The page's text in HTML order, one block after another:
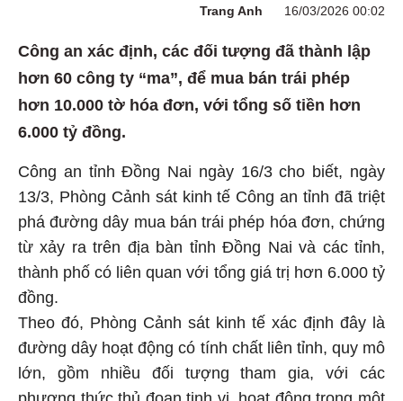
Trang Anh 16/03/2026 00:02
Công an xác định, các đối tượng đã thành lập
hơn 60 công ty “ma”, để mua bán trái phép
hơn 10.000 tờ hóa đơn, với tổng số tiền hơn
6.000 tỷ đồng.
Công an tỉnh Đồng Nai ngày 16/3 cho biết, ngày
13/3, Phòng Cảnh sát kinh tế Công an tỉnh đã triệt
phá đường dây mua bán trái phép hóa đơn, chứng
từ xảy ra trên địa bàn tỉnh Đồng Nai và các tỉnh,
thành phố có liên quan với tổng giá trị hơn 6.000 tỷ
đồng.
Theo đó, Phòng Cảnh sát kinh tế xác định đây là
đường dây hoạt động có tính chất liên tỉnh, quy mô
lớn, gồm nhiều đối tượng tham gia, với các
phương thức thủ đoạn tinh vi, hoạt động trong một